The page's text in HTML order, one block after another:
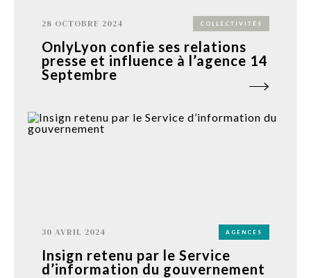
28 OCTOBRE 2024 COLLECTIVITÉS
OnlyLyon confie ses relations
presse et influence à l’agence 14
Septembre
30 AVRIL 2024 AGENCES
Insign retenu par le Service
d’information du gouvernement